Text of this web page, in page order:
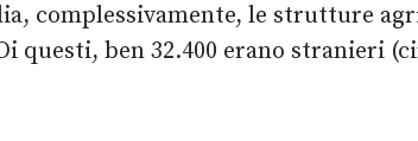
complessivamente, le strutture
ben 32.400 erano stranieri